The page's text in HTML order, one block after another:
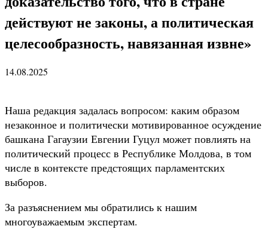
действуют не законы, а политическая
целесообразность, навязанная извне»
14.08.2025
Наша редакция задалась вопросом: каким образом
незаконное и политически мотивированное осуждение
башкана Гагаузии Евгении Гуцул может повлиять на
политический процесс в Республике Молдова, в том
числе в контексте предстоящих парламентских
выборов.
За разъяснением мы обратились к нашим
многоуважаемым экспертам.